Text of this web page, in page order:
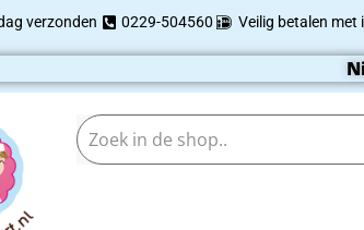
verzonden 0229-504560 Veilig betalen met